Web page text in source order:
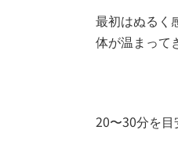
最初はぬるく
体が温まって
20〜30分を目